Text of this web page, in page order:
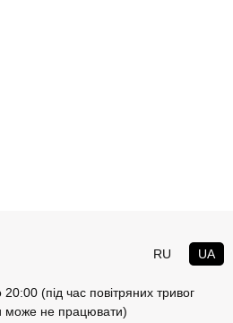
RU UA
(під час повітряних тривог
може не працювати)